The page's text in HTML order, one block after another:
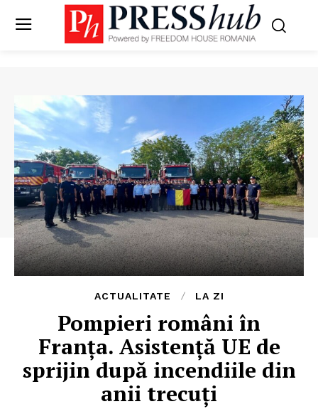
ACTUALITATE LA ZI
Pompieri români în
Franța. Asistenţă UE de
sprijin după incendiile din
anii trecuți